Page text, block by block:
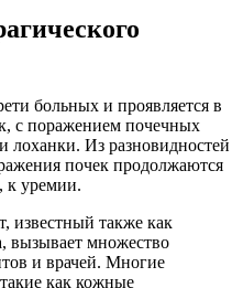
больных и проявляется в
с поражением почечных
лоханки. Из разновидностей
почек продолжаются
к уремии.
известный также как
вызывает множество
и врачей. Многие
как кожные